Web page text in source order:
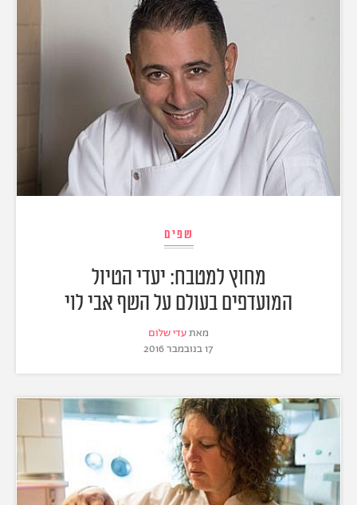
שפים
מחוץ למטבח: יעדי הטיול
המועדפים בעולם על השף אבי לוי
מאתעדי שלום
17 בנובמבר 2016